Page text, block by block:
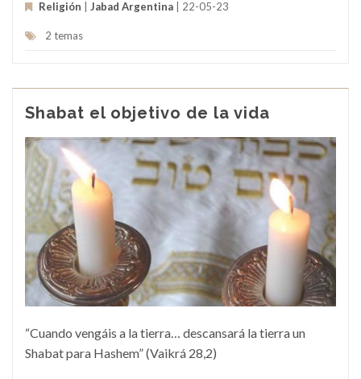
Religión Jabad Argentina | 22-05-23
2 temas
Shabat el objetivo de la vida
“Cuando vengáis a la tierra… descansará la tierra un
Shabat para Hashem” (Vaikrá 28,2)